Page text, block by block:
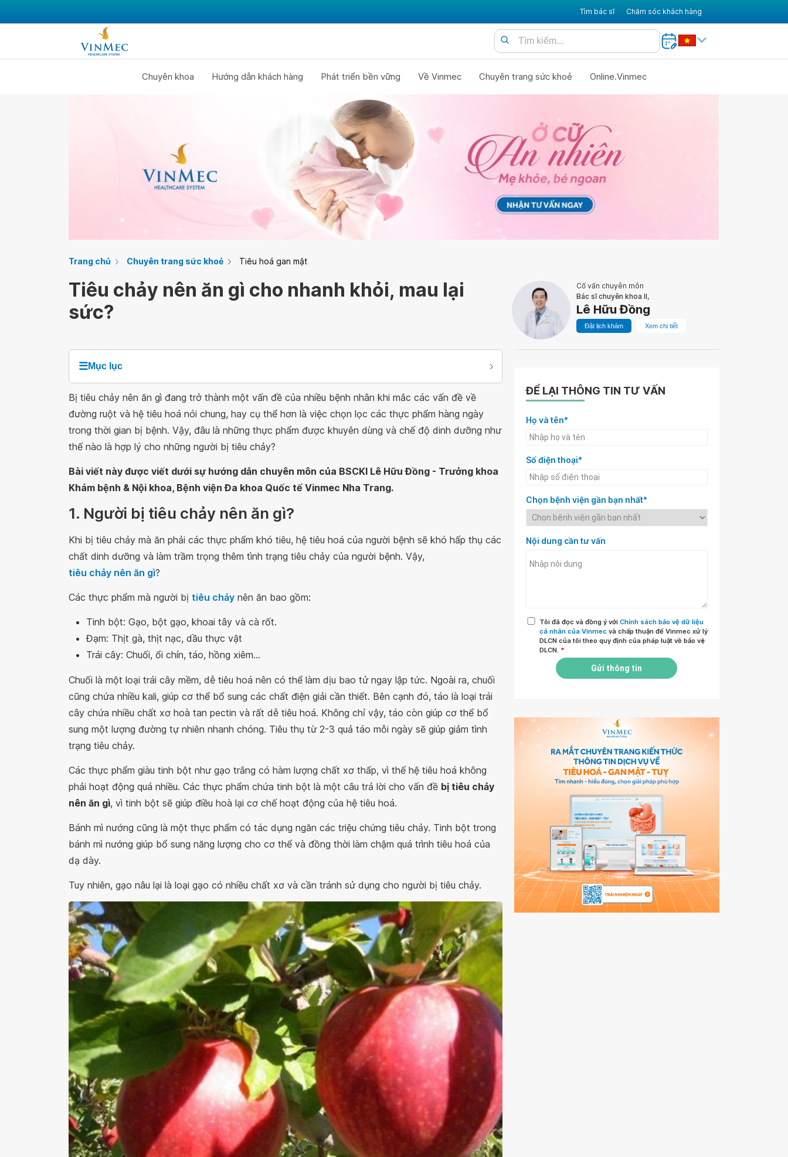
Tìm bác sĩ Chăm sóc khách hàng
Chuyên khoa Hướng dẫn khách hàng Phát triển bền vững Về Vinmec Chuyên trang sức khoẻ Online.Vinmec
Trang chủ Chuyên trang sức khoẻ Tiêu hoá gan mật
Tiêu chảy nên ăn gì cho nhanh khỏi, mau lại
sức?
Cố vấn chuyên môn
Bác sĩ chuyên khoa II,
Lê Hữu Đồng
Đặt lịch khám Xem chi tiết
☰Mục lục
Bị tiêu chảy nên ăn gì đang trở thành một vấn đề của nhiều bệnh nhân khi mắc các vấn đề về
đường ruột và hệ tiêu hoá nói chung, hay cụ thể hơn là việc chọn lọc các thực phẩm hàng ngày
trong thời gian bị bệnh. Vậy, đâu là những thực phẩm được khuyên dùng và chế độ dinh dưỡng như
thế nào là hợp lý cho những người bị tiêu chảy?
Bài viết này được viết dưới sự hướng dẫn chuyên môn của BSCKI Lê Hữu Đồng - Trưởng khoa
Khám bệnh & Nội khoa, Bệnh viện Đa khoa Quốc tế Vinmec Nha Trang.
1. Người bị tiêu chảy nên ăn gì?
Khi bị tiêu chảy mà ăn phải các thực phẩm khó tiêu, hệ tiêu hoá của người bệnh sẽ khó hấp thụ các
chất dinh dưỡng và làm trầm trọng thêm tình trạng tiêu chảy của người bệnh. Vậy,
tiêu chảy nên ăn gì?
Các thực phẩm mà người bị tiêu chảy nên ăn bao gồm:
Tinh bột: Gạo, bột gạo, khoai tây và cà rốt.
Đạm: Thịt gà, thịt nạc, dầu thực vật
Trái cây: Chuối, ổi chín, táo, hồng xiêm…
Chuối là một loại trái cây mềm, dễ tiêu hoá nên có thể làm dịu bao tử ngay lập tức. Ngoài ra, chuối
cũng chứa nhiều kali, giúp cơ thể bổ sung các chất điện giải cần thiết. Bên cạnh đó, táo là loại trái
cây chứa nhiều chất xơ hoà tan pectin và rất dễ tiêu hoá. Không chỉ vậy, táo còn giúp cơ thể bổ
sung một lượng đường tự nhiên nhanh chóng. Tiêu thụ từ 2-3 quả táo mỗi ngày sẽ giúp giảm tình
trạng tiêu chảy.
Các thực phẩm giàu tinh bột như gạo trắng có hàm lượng chất xơ thấp, vì thế hệ tiêu hoá không
phải hoạt động quá nhiều. Các thực phẩm chứa tinh bột là một câu trả lời cho vấn đề bị tiêu chảy
nên ăn gì, vì tinh bột sẽ giúp điều hoà lại cơ chế hoạt động của hệ tiêu hoá.
Bánh mì nướng cũng là một thực phẩm có tác dụng ngăn các triệu chứng tiêu chảy. Tinh bột trong
bánh mì nướng giúp bổ sung năng lượng cho cơ thể và đồng thời làm chậm quá trình tiêu hoá của
dạ dày.
Tuy nhiên, gạo nâu lại là loại gạo có nhiều chất xơ và cần tránh sử dụng cho người bị tiêu chảy.
ĐỂ LẠI THÔNG TIN TƯ VẤN
Họ và tên*
Số điện thoại*
Chọn bệnh viện gần bạn nhất*
Nội dung cần tư vấn
Tôi đã đọc và đồng ý với Chính sách bảo vệ dữ liệu
cá nhân của Vinmec và chấp thuận để Vinmec xử lý
DLCN của tôi theo quy định của pháp luật về bảo vệ
DLCN. *
Gửi thông tin